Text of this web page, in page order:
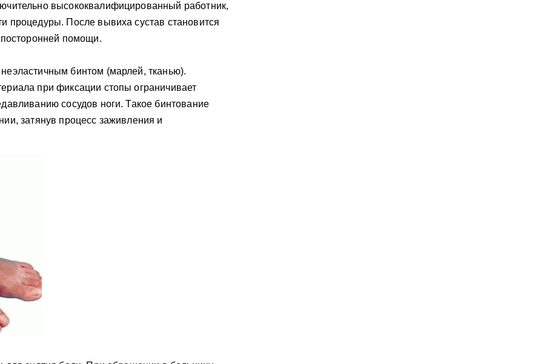
высококвалифицированный работник,
процедуры. После вывиха сустав становится
посторонней помощи.
бинтом (марлей, тканью).
при фиксации стопы ограничивает
сосудов ноги. Такое бинтование
затянув процесс заживления и